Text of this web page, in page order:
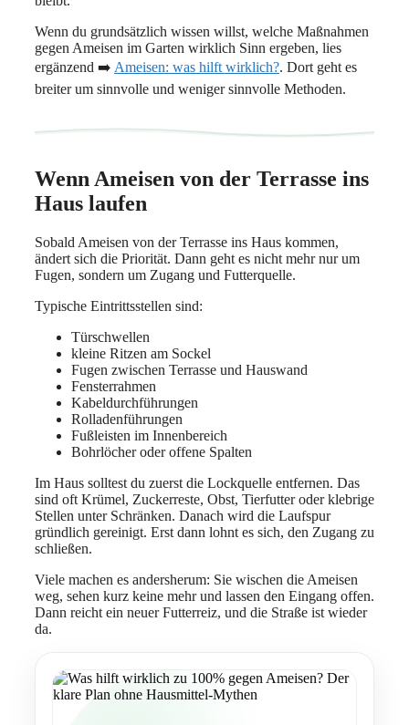
Wenn du grundsätzlich wissen willst, welche Maßnahmen
gegen Ameisen im Garten wirklich Sinn ergeben, lies
ergänzend ➡️ Ameisen: was hilft wirklich?. Dort geht es
breiter um sinnvolle und weniger sinnvolle Methoden.
Wenn Ameisen von der Terrasse ins
Haus laufen
Sobald Ameisen von der Terrasse ins Haus kommen,
ändert sich die Priorität. Dann geht es nicht mehr nur um
Fugen, sondern um Zugang und Futterquelle.
Typische Eintrittsstellen sind:
Türschwellen
kleine Ritzen am Sockel
Fugen zwischen Terrasse und Hauswand
Fensterrahmen
Kabeldurchführungen
Rolladenführungen
Fußleisten im Innenbereich
Bohrlöcher oder offene Spalten
Im Haus solltest du zuerst die Lockquelle entfernen. Das
sind oft Krümel, Zuckerreste, Obst, Tierfutter oder klebrige
Stellen unter Schränken. Danach wird die Laufspur
gründlich gereinigt. Erst dann lohnt es sich, den Zugang zu
schließen.
Viele machen es andersherum: Sie wischen die Ameisen
weg, sehen kurz keine mehr und lassen den Eingang offen.
Dann reicht ein neuer Futterreiz, und die Straße ist wieder
da.